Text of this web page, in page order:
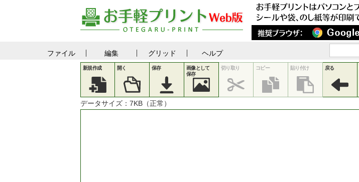
ファイル 編集 グリッド ヘルプ
新規作成 開く 保存
画像として
保存
切り取り コピー 貼り付け 戻る
データサイズ： 7KB（正常）